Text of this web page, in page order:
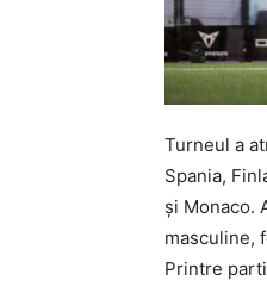
Turneul a
Spania,
și Monaco.
masculine,
Printre